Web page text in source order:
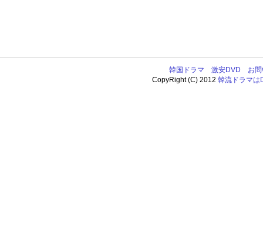
韓国ドラマ 激安DVD
お
CopyRight (C) 2012韓流ドラマは